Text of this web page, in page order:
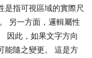
是指可視區域的實際尺
另一方面，邏輯屬性
因此，如果文字方向
能隨之變更。 這是方